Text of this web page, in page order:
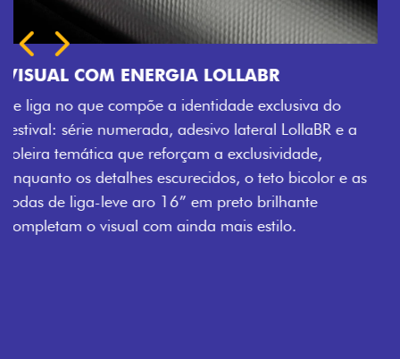
a
as